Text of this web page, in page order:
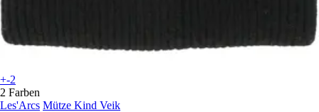
+-2
2 Farben
Les'Arcs Mütze Kind Veik